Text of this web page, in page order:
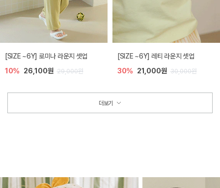
[SIZE ~6Y] 로미나 라운지 셋업
10% 26,100원 29,000원
[SIZE ~6Y] 레티 라운지 셋업
30% 21,000원 30,000원
더보기